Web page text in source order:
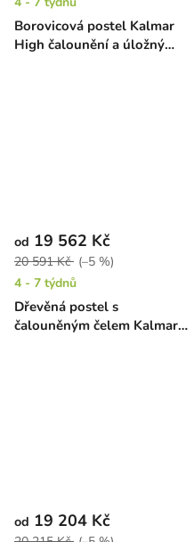
Borovicová postel Kalmar
High čalounění a úložný
Dřevěná postel s
čalouněným čelem Kalmar
od 19 562 Kč
20 591 Kč (–5 %)
4 - 7 týdnů
od 19 204 Kč